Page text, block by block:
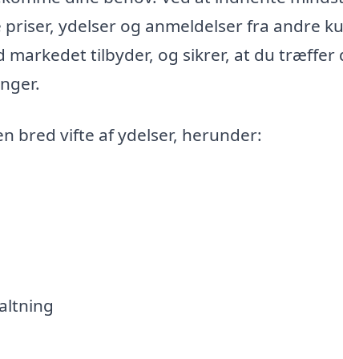
ydelser og anmeldelser fra andre
markedet tilbyder, og sikrer, at du træffer
bred vifte af ydelser, herunder: